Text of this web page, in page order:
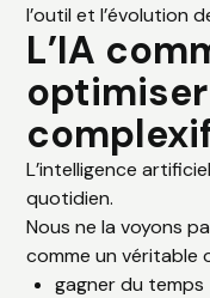
l’outil et l’évolution
L’IA
L’intelligence
quotidien.
Nous ne la voyons
comme un véritable
gagner du temps